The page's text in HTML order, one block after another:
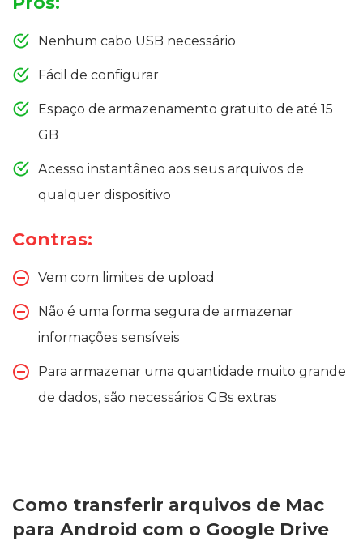
Nenhum cabo USB necessário
Fácil de configurar
Espaço de armazenamento gratuito de até 15
GB
Acesso instantâneo aos seus arquivos de
qualquer dispositivo
Contras:
Vem com limites de upload
Não é uma forma segura de armazenar
informações sensíveis
Para armazenar uma quantidade muito grande
de dados, são necessários GBs extras
Como transferir arquivos de Mac
para Android com o Google Drive